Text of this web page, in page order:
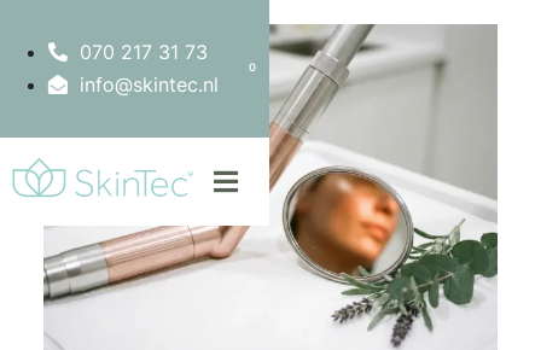
070 217 31 73
info@skintec.nl
0